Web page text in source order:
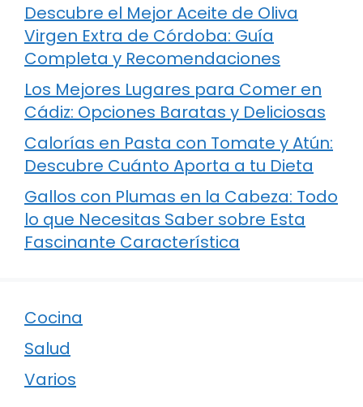
Descubre el Mejor Aceite de Oliva
Virgen Extra de Córdoba: Guía
Completa y Recomendaciones
Los Mejores Lugares para Comer en
Cádiz: Opciones Baratas y Deliciosas
Calorías en Pasta con Tomate y Atún:
Descubre Cuánto Aporta a tu Dieta
Gallos con Plumas en la Cabeza: Todo
lo que Necesitas Saber sobre Esta
Fascinante Característica
Cocina
Salud
Varios